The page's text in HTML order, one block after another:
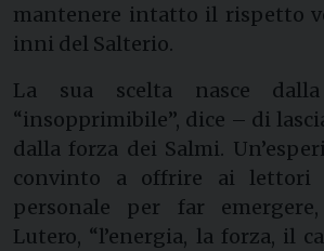
mantenere intatto il rispetto
inni del Salterio.
La sua scelta nasce
“insopprimibile”, dice – di
dalla forza dei Salmi.
convinto a offrire ai lettori
personale per far
Lutero, “l’energia, la forza, il